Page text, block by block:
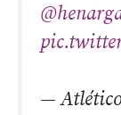
—